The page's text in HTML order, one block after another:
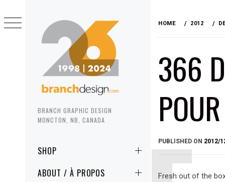
BRANCH GRAPHIC DESIGN
MONCTON, NB, CANADA
MenuSHOP
ABOUT / À PROPOS
to
content
HOME 2012
366
PUBLISHED ON 2012/
Fresh out of the